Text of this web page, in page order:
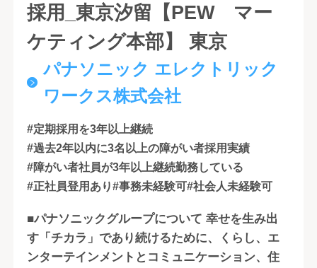
採用_東京汐留【PEW マー
ケティング本部】 東京
パナソニック エレクトリック
ワークス株式会社
#定期採用を3年以上継続
#過去2年以内に3名以上の障がい者採用実績
#障がい者社員が3年以上継続勤務している
#正社員登用あり#事務未経験可#社会人未経験可
■パナソニックグループについて 幸せを生み出
す「チカラ」であり続けるために、くらし、エ
ンターテインメントとコミュニケーション、住